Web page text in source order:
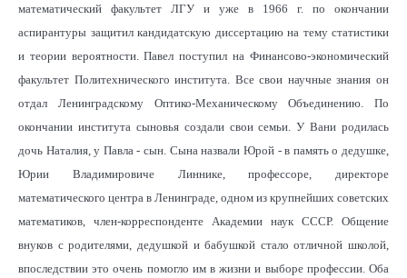
математический факультет ЛГУ и уже в 1966 г. по окончании
аспирантуры защитил кандидатскую диссертацию на тему статистики
и теории вероятности. Павел поступил на Финансово-экономический
факультет Политехнического института. Все свои научные знания он
отдал Ленинградскому Оптико-Механическому Объединению. По
окончании института сыновья создали свои семьи. У Вани родилась
дочь Наталия, у Павла - сын. Сына назвали Юрой - в память о дедушке,
Юрии Владимировиче Линнике, профессоре, директоре
математического центра в Ленинграде, одном из крупнейших советских
математиков, член-корреспонденте Академии наук СССР. Общение
внуков с родителями, дедушкой и бабушкой стало отличной школой,
впоследствии это очень помогло им в жизни и выборе профессии. Оба